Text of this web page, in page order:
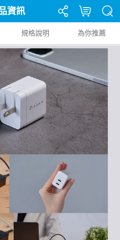
資訊
規格說明 為你推薦